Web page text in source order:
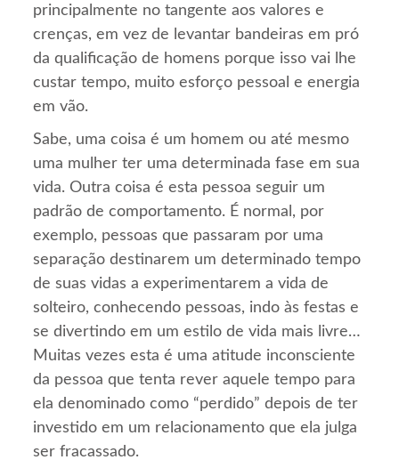
principalmente no tangente aos valores e
crenças, em vez de levantar bandeiras em pró
da qualificação de homens porque isso vai lhe
custar tempo, muito esforço pessoal e energia
em vão.
Sabe, uma coisa é um homem ou até mesmo
uma mulher ter uma determinada fase em sua
vida. Outra coisa é esta pessoa seguir um
padrão de comportamento. É normal, por
exemplo, pessoas que passaram por uma
separação destinarem um determinado tempo
de suas vidas a experimentarem a vida de
solteiro, conhecendo pessoas, indo às festas e
se divertindo em um estilo de vida mais livre…
Muitas vezes esta é uma atitude inconsciente
da pessoa que tenta rever aquele tempo para
ela denominado como “perdido” depois de ter
investido em um relacionamento que ela julga
ser fracassado.